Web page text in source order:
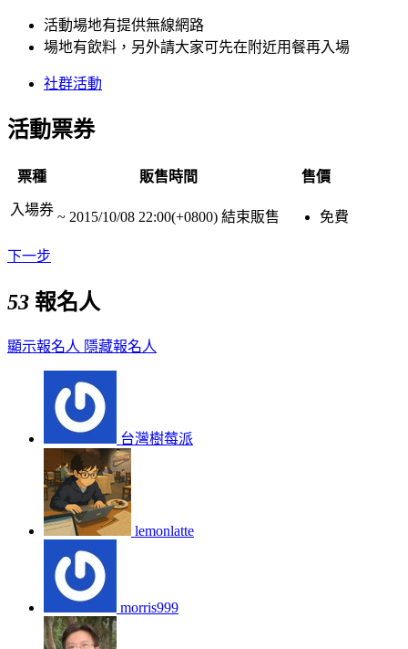
活動場地有提供無線網路
場地有飲料，另外請大家可先在附近用餐再入場
社群活動
活動票券
票種 販售時間 售價
入場券 ~ 2015/10/08 22:00(+0800) 結束販售 免費
下一步
53 報名人
顯示報名人 隱藏報名人
台灣樹莓派
lemonlatte
morris999